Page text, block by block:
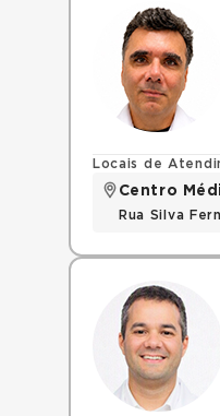
Locais de
Centro
Rua Silva